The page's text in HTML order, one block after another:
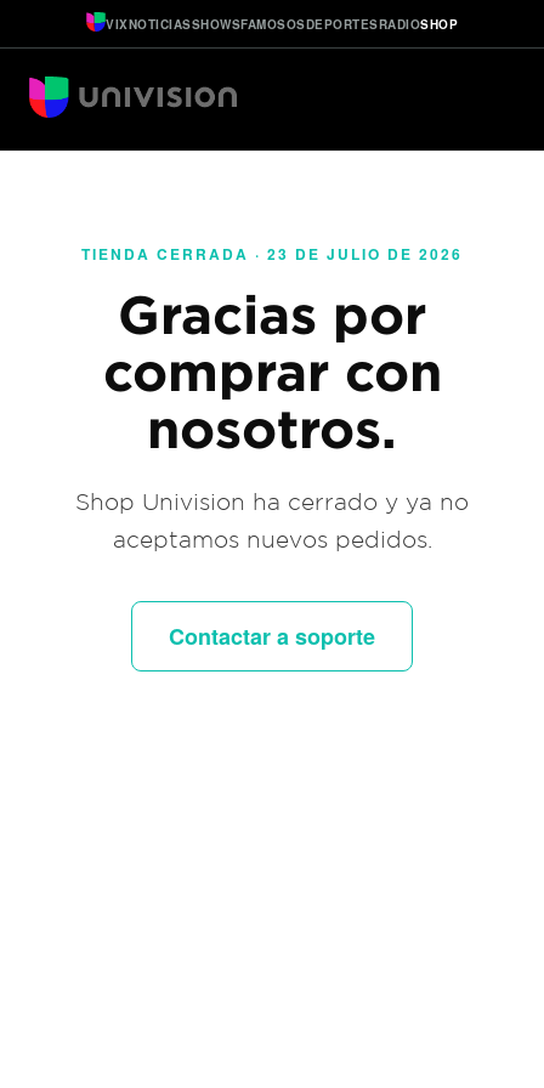
VIXNOTICIASSHOWSFAMOSOSDEPORTESRADIOSHOP
TIENDA CERRADA · 23 DE JULIO DE 2026
Gracias por
comprar con
nosotros.
Shop Univision ha cerrado y ya no
aceptamos nuevos pedidos.
Contactar a soporte